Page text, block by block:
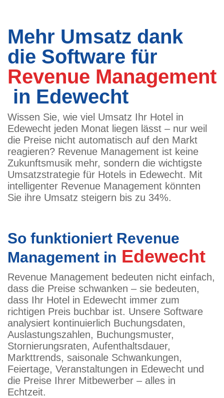
Mehr Umsatz dank
die Software für
Revenue Management
in Edewecht
Wissen Sie, wie viel Umsatz Ihr Hotel in
Edewecht jeden Monat liegen lässt – nur weil
die Preise nicht automatisch auf den Markt
reagieren? Revenue Management ist keine
Zukunftsmusik mehr, sondern die wichtigste
Umsatzstrategie für Hotels in Edewecht. Mit
intelligenter Revenue Management könnten
Sie ihre Umsatz steigern bis zu 34%.
So funktioniert Revenue
Management in Edewecht
Revenue Management bedeuten nicht einfach,
dass die Preise schwanken – sie bedeuten,
dass Ihr Hotel in Edewecht immer zum
richtigen Preis buchbar ist. Unsere Software
analysiert kontinuierlich Buchungsdaten,
Auslastungszahlen, Buchungsmuster,
Stornierungsraten, Aufenthaltsdauer,
Markttrends, saisonale Schwankungen,
Feiertage, Veranstaltungen in Edewecht und
die Preise Ihrer Mitbewerber – alles in
Echtzeit.